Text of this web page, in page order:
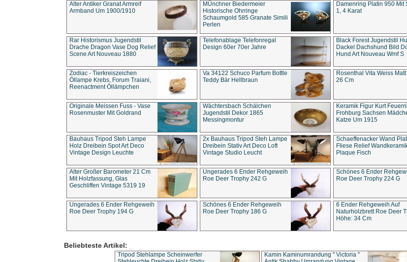
Alter Antiker Granat Armreif
Armband Um 1900/1910
MÜnchner Biedermeier
Historische Ohrringe
Schaumgold 585 Granate Simili
Perlen
Damenring Platin 950 Mit
1, 4 Karat
Rar Historismus Jugendstil
Drache Dragon Vase Dog Relief
Scene Art Nouveau 1880
Telefonablage Telefonregal
Design 60er 70er Jahre
Black Forest Jugendstil
Dackel Dachshund Bild
Hund Art Nouveau Wmf S
Zodiac - Tierkreiszeichen
Öllampe Krebs, Forum Traiani,
Reenactment Öllämpchen
Va 34122 Schuco Parfum Bottle
Teddy Bär Hellbraun
Rosenthal Vita Weiss
26 Cm
Originale Meissen Fuss - Vase
Rosenmuster Mit Goldrand
Wächtersbach Schälchen
Jugendstil Dekor 1865
Messingmontur
Keramik Figur Kurt
Frohburg Sachsen
Katze Um 1915
Bauhaus Tripod Steh Lampe
Holz Dreibein Spot Art Deco
Vintage Design Leuchte
2x Bauhaus Tripod Steh Lampe
Dreibein Stativ Art Deco Loft
Vintage Studio Leucht
Schaeffenacker Wand
Fliese Relief Wandkeramik
Plaque Fisch
Alter Großer Barometer 21 Cm
Mit Holzfassung, Glas
Geschliffen Vintage 5319 19
Ungerades 6 Ender Rehgeweih
Roe Deer Trophy 242 G
Schönes 6 Ender
Roe Deer Trophy 224 G
Ungerades 6 Ender Rehgeweih
Roe Deer Trophy 194 G
Schönes 6 Ender Rehgeweih
Roe Deer Trophy 186 G
6 Ender Rehgeweih Auf
Naturholzbrett Roe Deer
Höhe: 34 Cm
Beliebteste Artikel:
Tripod Stehlampe Scheinwerfer
Kamin Kaminumrandung " Victoria "